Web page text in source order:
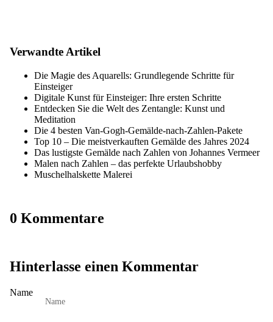
Verwandte Artikel
Die Magie des Aquarells: Grundlegende Schritte für
Einsteiger
Digitale Kunst für Einsteiger: Ihre ersten Schritte
Entdecken Sie die Welt des Zentangle: Kunst und
Meditation
Die 4 besten Van-Gogh-Gemälde-nach-Zahlen-Pakete
Top 10 – Die meistverkauften Gemälde des Jahres 2024
Das lustigste Gemälde nach Zahlen von Johannes Vermeer
Malen nach Zahlen – das perfekte Urlaubshobby
Muschelhalskette Malerei
0 Kommentare
Hinterlasse einen Kommentar
Name